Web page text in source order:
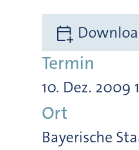
Termin
10. Dez. 2009
Ort
Bayerische